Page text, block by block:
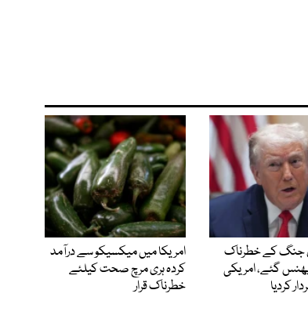
جنگ کے خطرناک
گئے، امریکی
کردیا
امریکا میں میکسیکو سے درآمد
کردہ ہری مرچ صحت کیلئے
خطرناک قرار